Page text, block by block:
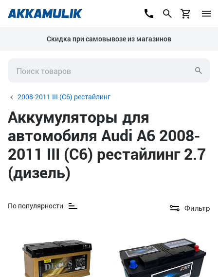
Скидка при самовывозе из магазинов
2008-2011 III (C6) рестайлинг
Аккумуляторы для
автомобиля Audi A6 2008-
2011 III (C6) рестайлинг 2.7
(дизель)
По популярности Фильтр